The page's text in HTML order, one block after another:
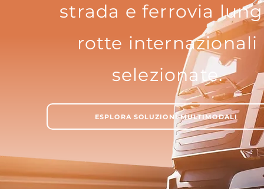
strada e ferrovia
rotte internazionali
selezionate.
ESPLORA SOLUZIONI MULTIMODALI